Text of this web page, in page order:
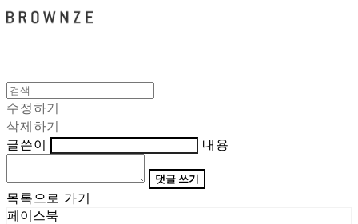
수정하기
삭제하기
글쓴이
내용
댓글 쓰기
목록으로 가기
페이스북